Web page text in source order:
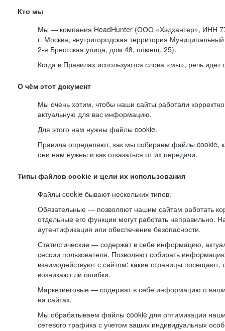
Кто мы
Мы — компания HeadHunter (ООО «Хэдхантер», ИНН
г. Москва, внутригородская территория Муниципальный
2-я Брестская улица, дом 48, помещ. 25).
Когда в Правилах используются слова «мы», речь
О чём этот документ
Мы очень хотим, чтобы наши сайты работали
актуальную для вас информацию.
Для этого нам нужны файлы cookie.
Правила определяют, как мы собираем файлы cookie,
они нам нужны и как отказаться от их передачи.
Типы файлов cookie и цели их использования
Файлы cookie бывают нескольких типов:
Обязательные — позволяют нашим сайтам работать
отдельные его функции могут работать неправильно.
аутентификация или обеспечение безопасности.
Статистические — содержат в себе информацию,
сессии пользователя. Позволяют собирать
взаимодействуют с сайтом: какие страницы посещают,
возникают ли ошибки.
Маркетинговые — содержат в себе информацию о
на сайтах.
Мы обрабатываем файлы cookie для оптимизации
сетевого трафика с учетом ваших индивидуальных